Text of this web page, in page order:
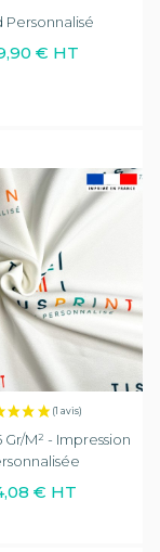
Personnalisé
€ HT
Gr/m² - Impression
€ HT